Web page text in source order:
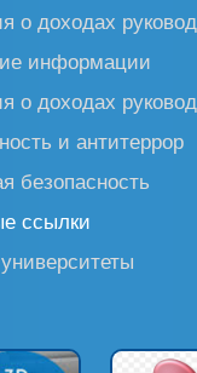
о доходах
информации
о доходах
и антитеррор
безопасность
ссылки